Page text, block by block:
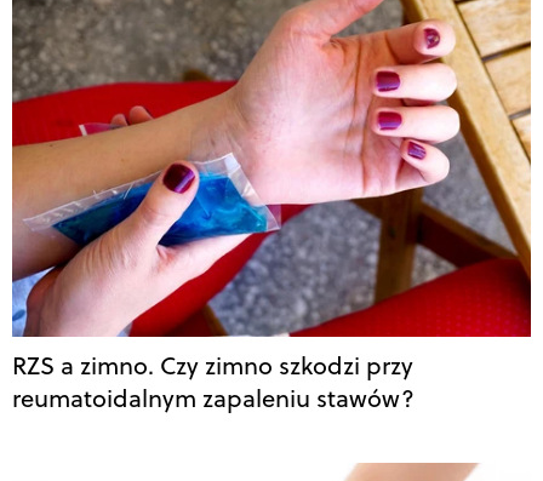
RZS a zimno. Czy zimno szkodzi przy
reumatoidalnym zapaleniu stawów?